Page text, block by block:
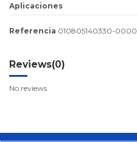
Aplicaciones
Referencia 010805140330-
Reviews(0)
No reviews